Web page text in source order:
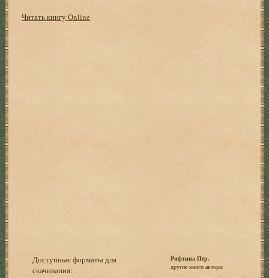
Читать книгу Online
Доступные форматы для
скачивания:
Рифтина Пер.
другие книги автора: